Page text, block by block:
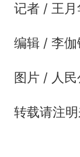
记者 / 王月
编辑 / 李伽
图片 / 人
转载请注